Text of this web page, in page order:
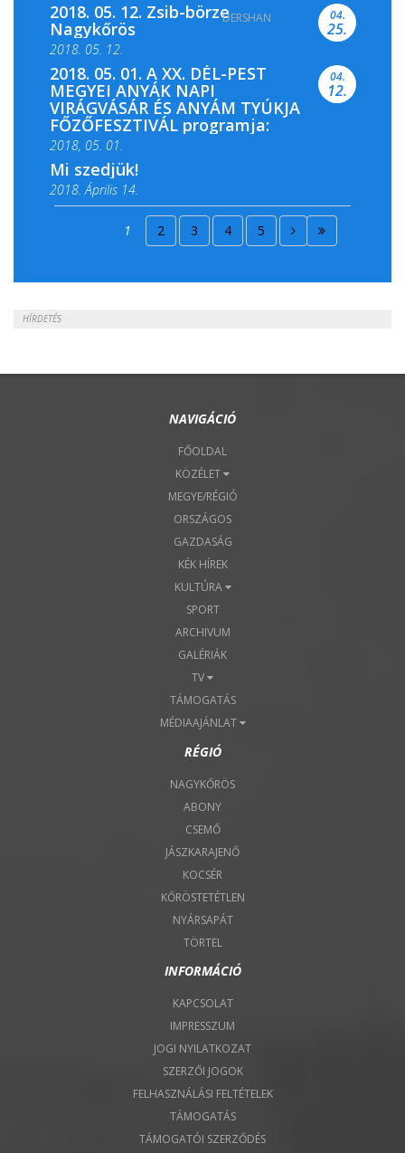
2018. 05. 11. 19 óra
2018. 05. 12. Zsib-börze
Nagykőrös
2018. 05. 12.
04.
25.
2018. 05. 01. A XX. DÉL-PEST
MEGYEI ANYÁK NAPI
VIRÁGVÁSÁR ÉS ANYÁM TYÚKJA
FŐZŐFESZTIVÁL programja:
2018, 05. 01.
04.
12.
Mi szedjük!
2018. Április 14.
2018. Április 15.
1 2 3 4 5
HÍRDETÉS
NAVIGÁCIÓ
FŐOLDAL
KÖZÉLET
MEGYE/RÉGIÓ
ORSZÁGOS
GAZDASÁG
KÉK HÍREK
KULTÚRA
SPORT
ARCHIVUM
GALÉRIÁK
TV
TÁMOGATÁS
MÉDIAAJÁNLAT
RÉGIÓ
NAGYKŐRÖS
ABONY
CSEMŐ
JÁSZKARAJENŐ
KOCSÉR
KŐRÖSTETÉTLEN
NYÁRSAPÁT
TÖRTEL
DERSHAN
INFORMÁCIÓ
KAPCSOLAT
IMPRESSZUM
JOGI NYILATKOZAT
SZERZŐI JOGOK
FELHASZNÁLÁSI FELTÉTELEK
TÁMOGATÁS
TÁMOGATÓI SZERZŐDÉS